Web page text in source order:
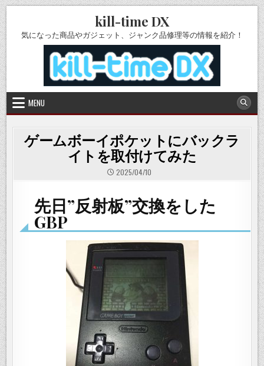
Skip
to
content
kill-time DX
気になった商品やガジェット、ジャンク品修理等の情報を紹介！
MENU
ゲームボーイポケットにバックラ
イトを取付けてみた
2025/04/10
先日”反射板”交換をした
GBP